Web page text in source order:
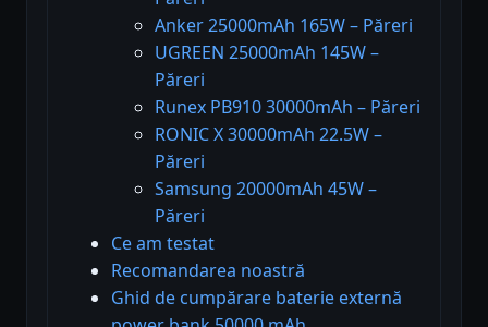
Anker 25000mAh 165W – Păreri
UGREEN 25000mAh 145W –
Păreri
Runex PB910 30000mAh – Păreri
RONIC X 30000mAh 22.5W –
Păreri
Samsung 20000mAh 45W –
Păreri
Ce am testat
Recomandarea noastră
Ghid de cumpărare baterie externă